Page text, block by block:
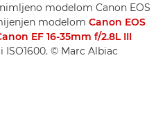
modelom Canon EOS
modelom Canon EOS
EF 16-35mm f/2.8L III
ISO1600. © Marc Albiac